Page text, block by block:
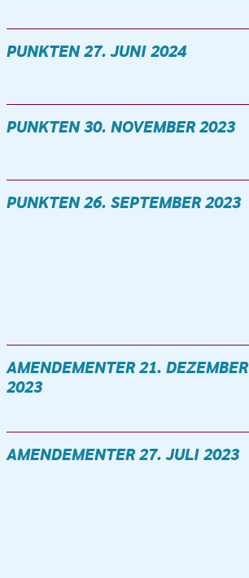
PUNKTEN 27. JUNI 2024
PUNKTEN 30. NOVEMBER 2023
PUNKTEN 26. SEPTEMBER 2023
AMENDEMENTER 21. DEZEMBER
2023
AMENDEMENTER 27. JULI 2023